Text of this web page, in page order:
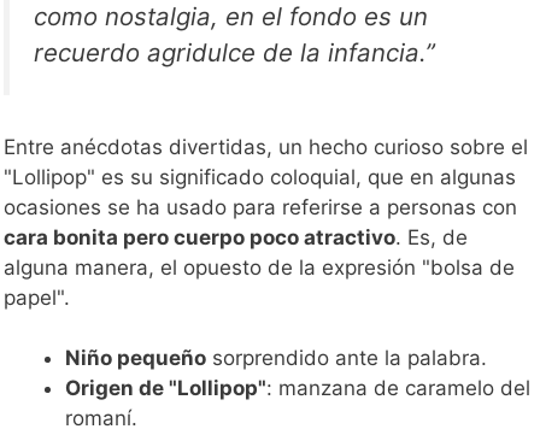
como nostalgia, en el fondo es un
recuerdo agridulce de la infancia.”
Entre anécdotas divertidas, un hecho curioso sobre el
"Lollipop" es su significado coloquial, que en algunas
ocasiones se ha usado para referirse a personas con
cara bonita pero cuerpo poco atractivo. Es, de
alguna manera, el opuesto de la expresión "bolsa de
papel".
Niño pequeño sorprendido ante la palabra.
Origen de "Lollipop": manzana de caramelo del
romaní.